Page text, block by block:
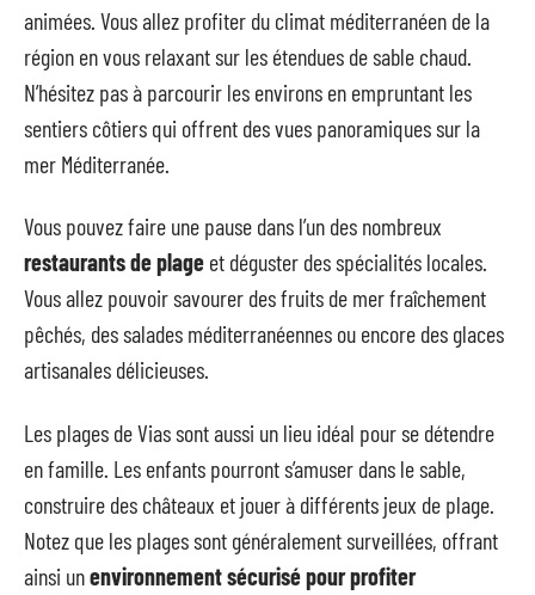
animées. Vous allez profiter du climat méditerranéen de la
région en vous relaxant sur les étendues de sable chaud.
N’hésitez pas à parcourir les environs en empruntant les
sentiers côtiers qui offrent des vues panoramiques sur la
mer Méditerranée.
Vous pouvez faire une pause dans l’un des nombreux
restaurants de plage et déguster des spécialités locales.
Vous allez pouvoir savourer des fruits de mer fraîchement
pêchés, des salades méditerranéennes ou encore des glaces
artisanales délicieuses.
Les plages de Vias sont aussi un lieu idéal pour se détendre
en famille. Les enfants pourront s’amuser dans le sable,
construire des châteaux et jouer à différents jeux de plage.
Notez que les plages sont généralement surveillées, offrant
ainsi unenvironnement sécurisé pour profiter